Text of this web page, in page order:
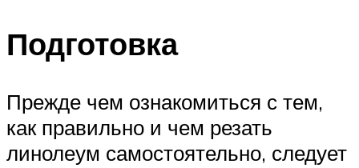
Подготовка
Прежде чем ознакомиться с тем,
как правильно и чем резать
линолеум самостоятельно, следует